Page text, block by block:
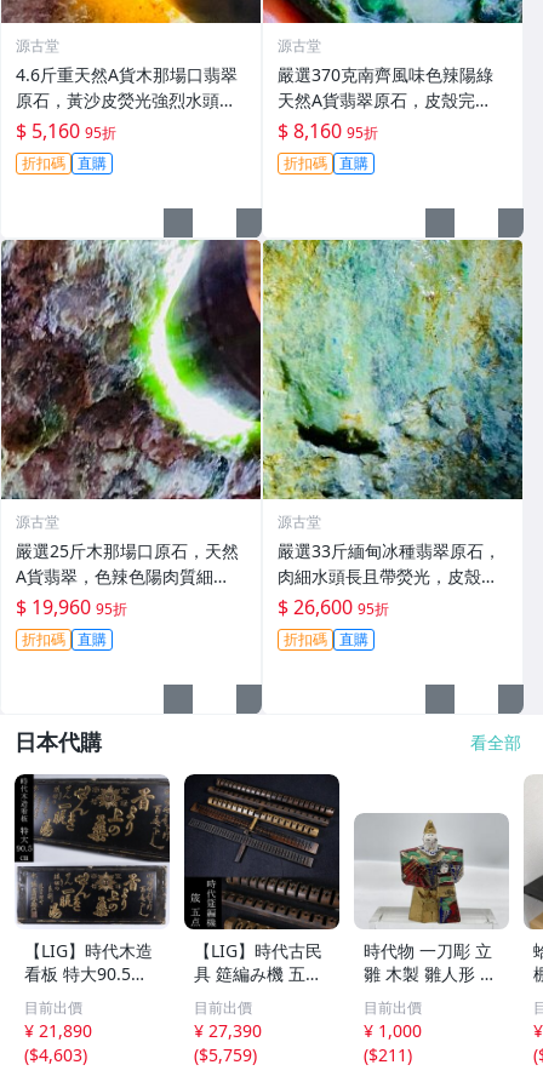
源古堂
4.6斤重天然A貨木那場口翡翠
原石，黃沙皮熒光強烈水頭
足，種水佳手感覺壓實形體整
齊，嚴選適合雕刻成手鐲掛
件，支持檢測代工。原石未動
$ 5,160 95折
折扣碼 直購
源古堂
嚴選370克南齊風味色辣陽綠
天然A貨翡翠原石，皮殼完
整，種水佳肉細壓手感好，適
合雕琢手鐲、掛件或牌子。 A
貨翡翠玉石 翡翠 手鐲掛件
$ 8,160 95折
折扣碼 直購
源古堂
嚴選25斤木那場口原石，天然
A貨翡翠，色辣色陽肉質細
膩，適合雕刻手鏈與掛件 #翡
翠 #天然翡翠 #A貨翡翠玉石
$ 19,960 95折
折扣碼 直購
源古堂
嚴選33斤緬甸冰種翡翠原石，
肉細水頭長且帶熒光，皮殼老
辣適合大件雕刻。天然A貨支
持檢測，免費開窗切料。 冰種
翡翠 原石
$ 26,600 95折
折扣碼 直購
日本代購 看全部
【LIG】時代木造
看板 特大90.5㎝
金彩 本舗 高田徳
左衛門 古美術品
2606.676
目前出價
¥ 21,890
($4,603)
【LIG】時代古民
具 筵編み機 五点
むしろ編み 筬 お
さ 農具 古道具 26
04.458
目前出價
¥ 27,390
($5,759)
時代物 一刀彫 立
雛 木製 雛人形 木
彫彩色 小型 2.2×
3.5×H5.7cm ひな
祭り 郷土玩具 木
工芸 置物 木彫人
目前出價
¥ 1,000
($211)
(